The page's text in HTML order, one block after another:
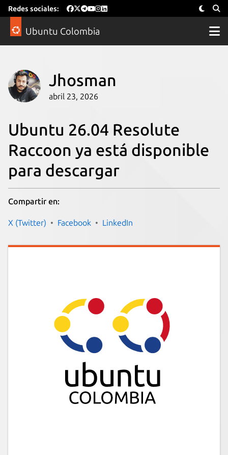
Redes sociales:
Ubuntu Colombia
Jhosman
abril 23, 2026
Ubuntu 26.04 Resolute
Raccoon ya está disponible
para descargar
Compartir en:
X (Twitter) Facebook LinkedIn